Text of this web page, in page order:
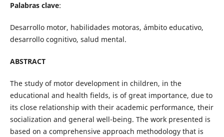
Palabras clave:
Desarrollo motor, habilidades motoras, ámbito educativo,
desarrollo cognitivo, salud mental.
ABSTRACT
The study of motor development in children, in the
educational and health fields, is of great importance, due to
its close relationship with their academic performance, their
socialization and general well-being. The work presented is
based on a comprehensive approach methodology that is